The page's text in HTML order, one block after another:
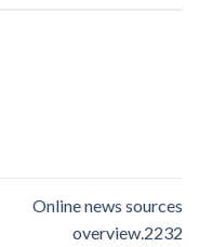
Online news sources
overview.2232